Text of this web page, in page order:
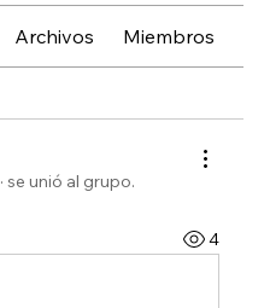
Archivos Miembros
·se unió al grupo.
4